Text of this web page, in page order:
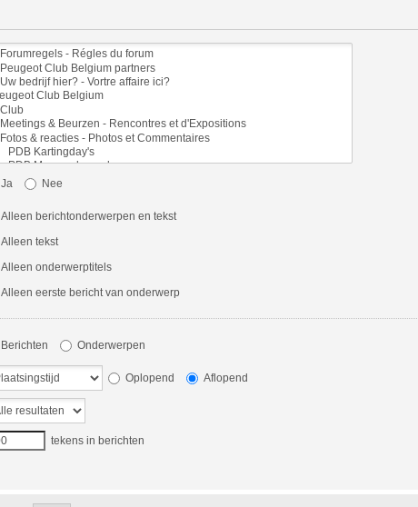
Ja Nee
Alleen berichtonderwerpen en tekst
Alleen tekst
Alleen onderwerptitels
Alleen eerste bericht van onderwerp
Berichten Onderwerpen
Oplopend Aflopend
tekens in berichten